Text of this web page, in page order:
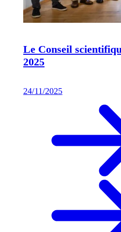
Le Conseil
2025
24/11/2025